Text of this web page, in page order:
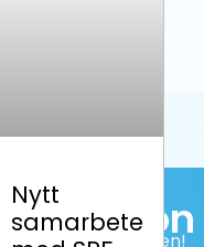
Nytt
samarbete